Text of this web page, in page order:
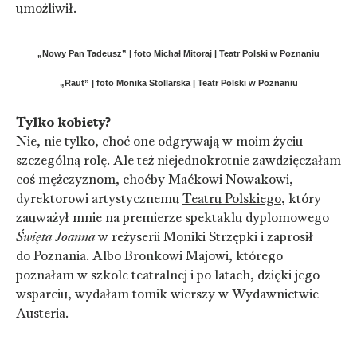
umożliwił.
„Nowy Pan Tadeusz” | foto Michał Mitoraj | Teatr Polski w Poznaniu
„Raut” | foto Monika Stollarska | Teatr Polski w Poznaniu
Tylko kobiety?
Nie, nie tylko, choć one odgrywają w moim życiu
szczególną rolę. Ale też niejednokrotnie zawdzięczałam
coś mężczyznom, choćby Maćkowi Nowakowi,
dyrektorowi artystycznemu Teatru Polskiego, który
zauważył mnie na premierze spektaklu dyplomowego
Święta Joannaw reżyserii Moniki Strzępki i zaprosił
do Poznania. Albo Bronkowi Majowi, którego
poznałam w szkole teatralnej i po latach, dzięki jego
wsparciu, wydałam tomik wierszy w Wydawnictwie
Austeria.